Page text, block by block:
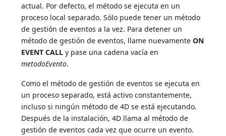
actual. Por defecto, el método se ejecuta en un
proceso local separado. Sólo puede tener un método
de gestión de eventos a la vez. Para detener un
método de gestión de eventos, llame nuevamenteON
EVENT CALL y pase una cadena vacía en
metodoEvento.
Como el método de gestión de eventos se ejecuta en
un proceso separado, está activo constantemente,
incluso si ningún método de 4D se está ejecutando.
Después de la instalación, 4D llama al método de
gestión de eventos cada vez que ocurre un evento.